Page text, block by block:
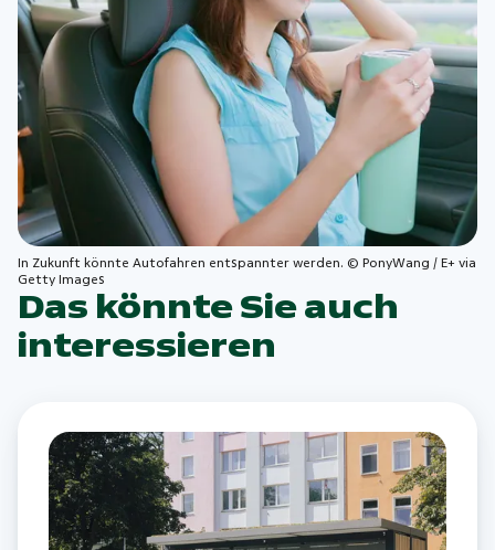
In Zukunft könnte Autofahren entspannter werden. © PonyWang / E+ via
Getty Images
Das könnte Sie auch
interessieren